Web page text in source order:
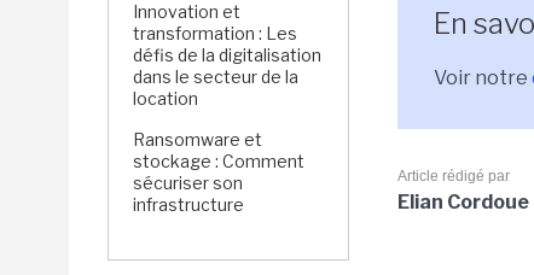
Innovation et
transformation : Les
défis de la digitalisation
dans le secteur de la
location
Ransomware et
stockage : Comment
sécuriser son
infrastructure
En
Voir notre
Article rédigé par
Elian Cordoue